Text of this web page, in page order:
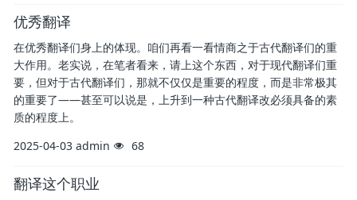
优秀翻译
在优秀翻译们身上的体现。咱们再看一看情商之于古代翻译们的重
大作用。老实说，在笔者看来，请上这个东西，对于现代翻译们重
要，但对于古代翻译们，那就不仅仅是重要的程度，而是非常极其
的重要了——甚至可以说是，上升到一种古代翻译改必须具备的素
质的程度上。
2025-04-03 admin 68
翻译这个职业